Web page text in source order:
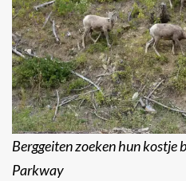
Berggeiten zoeken hun kostje
Parkway